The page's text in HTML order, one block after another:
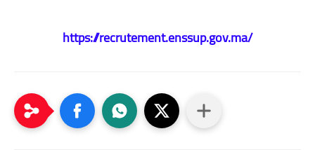
https://recrutement.enssup.gov.ma/